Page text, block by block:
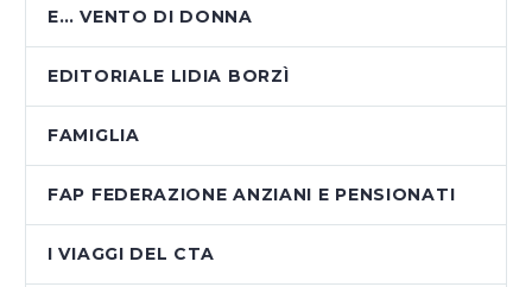
E… VENTO DI DONNA
EDITORIALE LIDIA BORZÌ
FAMIGLIA
FAP FEDERAZIONE ANZIANI E PENSIONATI
I VIAGGI DEL CTA